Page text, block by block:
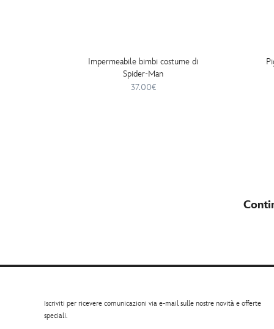
Impermeabile bimbi costume di
Spider-Man
37.00€
Iscriviti per ricevere comunicazioni via e-mail sulle nostre novità e offerte
speciali.